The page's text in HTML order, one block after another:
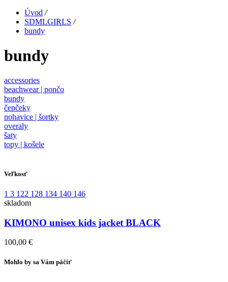
Úvod /
SDMLGIRLS /
bundy
bundy
accessories
beachwear | pončo
bundy
čepčeky
nohavice | šortky
overaly
šaty
topy | košele
Veľkosť
1 3 122 128 134 140 146
skladom
KIMONO unisex kids jacket BLACK
100,00 €
Mohlo by sa Vám páčiť